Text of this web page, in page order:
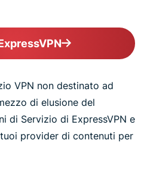
VPN non destinato ad
di elusione del
di Servizio di ExpressVPN e
provider di contenuti per